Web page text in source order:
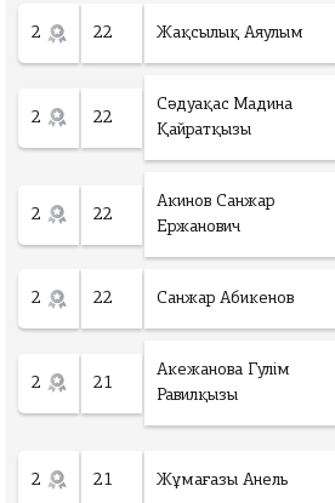
2 22 Жақсылық Аяулым
2 22
Сәдуақас Мадина
Қайратқызы
2 22
Акинов Санжар
Ержанович
2 22 Санжар Абикенов
2 21
Акежанова Гулім
Равилқызы
2 21 Жұмағазы Анель